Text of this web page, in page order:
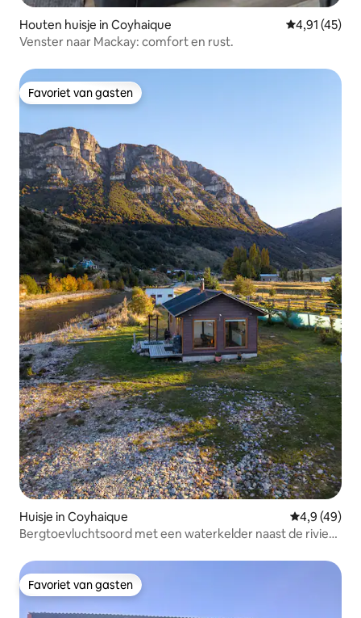
Houten huisje in Coyhaique Gemiddelde
4,91 (45)
Venster naar Mackay: comfort en rust.
Favoriet van gasten
Favoriet van gasten
Huisje in Coyhaique Gemiddelde
4,9 (49)
Bergtoevluchtsoord met een waterkelder naast de rivier
Favoriet van gasten
Favoriet van gasten